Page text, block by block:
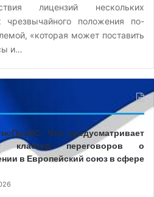
лицензий нескольких
чрезвычайного положения по-
«которая может поставить
и…
Что предусматривает
кластер переговоров о
в Европейский союз в сфере